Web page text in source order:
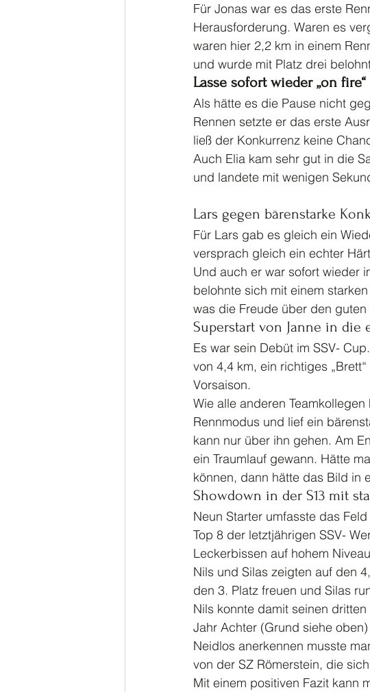
Für Jonas war es das erste
Herausforderung. Waren es
waren hier 2,2 km in einem
und wurde mit Platz drei
Lasse sofort wieder „on fire“
Als hätte es die Pause nicht
Rennen setzte er das erste
ließ der Konkurrenz keine
Auch Elia kam sehr gut in die
und landete mit wenigen
Lars gegen bärenstarke
Für Lars gab es gleich ein
versprach gleich ein echter
Und auch er war sofort wieder
belohnte sich mit einem
was die Freude über den
Superstart von Janne in die
Es war sein Debüt im SSV-
von 4,4 km, ein richtiges
Vorsaison.
Wie alle anderen
Rennmodus und lief ein
kann nur über ihn gehen. Am
ein Traumlauf gewann. Hätte
können, dann hätte das Bild in
Showdown in der S13 mit
Neun Starter umfasste das
Top 8 der letztjährigen SSV-
Leckerbissen auf hohem
Nils und Silas zeigten auf den
den 3. Platz freuen und Silas
Nils konnte damit seinen
Jahr Achter (Grund siehe
Neidlos anerkennen musste
von der SZ Römerstein, die
Mit einem positiven Fazit kann